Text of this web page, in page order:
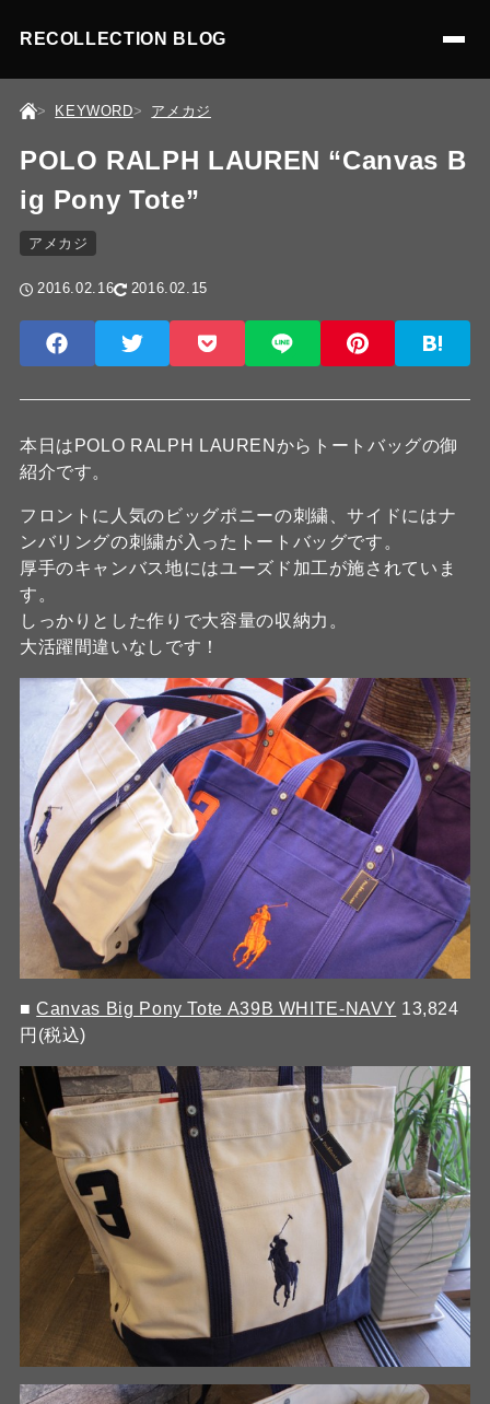
RECOLLECTION BLOG
KEYWORD アメカジ
POLO RALPH LAUREN “Canvas B
ig Pony Tote”
アメカジ
2016.02.16 2016.02.15
本日はPOLO RALPH LAURENからトートバッグの御
紹介です。
フロントに人気のビッグポニーの刺繍、サイドにはナ
ンバリングの刺繍が入ったトートバッグです。
厚手のキャンバス地にはユーズド加工が施されていま
す。
しっかりとした作りで大容量の収納力。
大活躍間違いなしです！
■Canvas Big Pony Tote A39B WHITE-NAVY 13,824
円(税込)